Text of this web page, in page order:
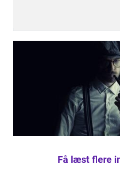
Få læst flere